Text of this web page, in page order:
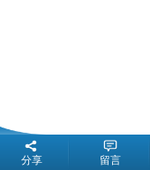
分享 留言